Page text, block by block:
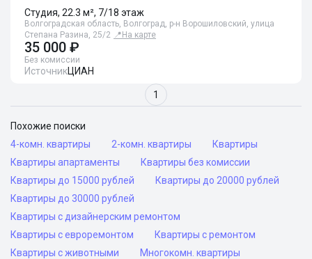
Студия, 22.3 м², 7/18 этаж
Волгоградская область, Волгоград, р-н Ворошиловский, улица
Степана Разина, 25/2 📍 На карте
35 000 ₽
Без комиссии
ИсточникЦИАН
1
Похожие поиски
4-комн. квартиры
2-комн. квартиры
Квартиры
Квартиры апартаменты
Квартиры без комиссии
Квартиры до 15000 рублей
Квартиры до 20000 рублей
Квартиры до 30000 рублей
Квартиры с дизайнерским ремонтом
Квартиры с евроремонтом
Квартиры с ремонтом
Квартиры с животными
Многокомн. квартиры